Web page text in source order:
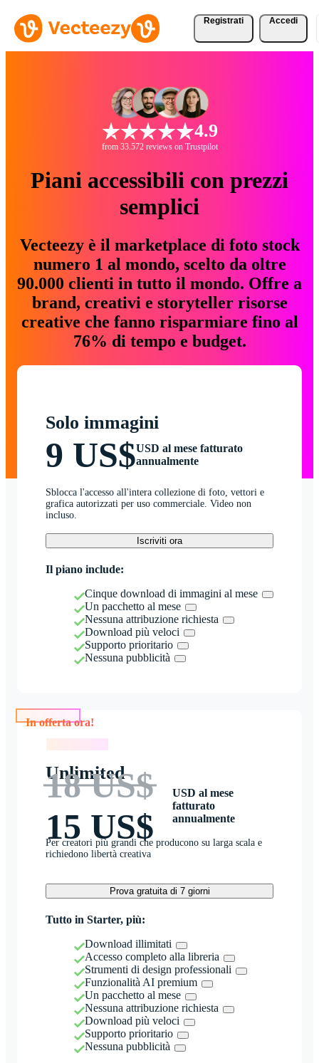
Registrati Accedi
4.9
from 33.572 reviews on Trustpilot
Piani accessibili con prezzi
semplici
Vecteezy è il marketplace di foto stock
numero 1 al mondo, scelto da oltre
90.000 clienti in tutto il mondo. Offre a
brand, creativi e storyteller risorse
creative che fanno risparmiare fino al
76% di tempo e budget.
Solo immagini
9 US$USD al mese fatturato
annualmente
Sblocca l'accesso all'intera collezione di foto, vettori e
grafica autorizzati per uso commerciale. Video non
incluso.
Iscriviti ora
Il piano include:
Cinque download di immagini al mese
Un pacchetto al mese
Nessuna attribuzione richiesta
Download più veloci
Supporto prioritario
Nessuna pubblicità
Unlimited
18 US$
15 US$
USD al mese
fatturato
annualmente
Per creatori più grandi che producono su larga scala e
richiedono libertà creativa
Prova gratuita di 7 giorni
Tutto in Starter, più:
Download illimitati
Accesso completo alla libreria
Strumenti di design professionali
Funzionalità AI premium
Un pacchetto al mese
Nessuna attribuzione richiesta
Download più veloci
Supporto prioritario
Nessuna pubblicità